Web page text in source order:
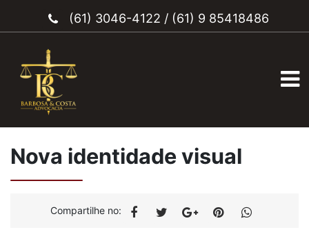
(61) 3046-4122 / (61) 9 85418486
Nova identidade visual
Compartilhe no: